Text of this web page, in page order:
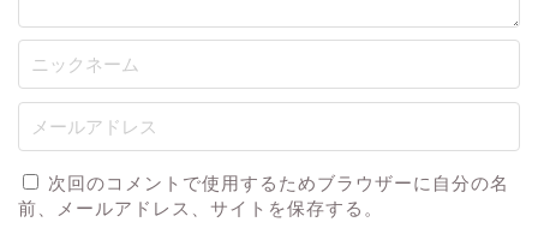
次回のコメントで使用するためブラウザーに自分の名
前、メールアドレス、サイトを保存する。